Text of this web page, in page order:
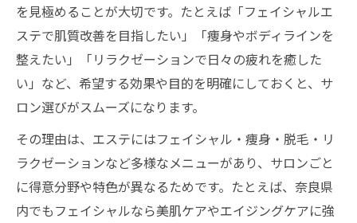
を見極めることが大切です。たとえば「フェイシャルエ
ステで肌質改善を目指したい」「痩身やボディラインを
整えたい」「リラクゼーションで日々の疲れを癒した
い」など、希望する効果や目的を明確にしておくと、サ
ロン選びがスムーズになります。
その理由は、エステにはフェイシャル・痩身・脱毛・リ
ラクゼーションなど多様なメニューがあり、サロンごと
に得意分野や特色が異なるためです。たとえば、奈良県
内でもフェイシャルなら美肌ケアやエイジングケアに強